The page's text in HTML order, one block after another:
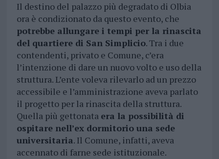
Il destino del palazzo più degradato di Olbia
ora è condizionato da questo evento, che
potrebbe allungare i tempi per la rinascita
del quartiere di San Simplicio. Tra i due
contendenti, privato e Comune, c’era
l’intenzione di dare un nuovo volto e uso della
struttura. L’ente voleva rilevarlo ad un prezzo
accessibile e l’amministrazione aveva parlato
il progetto per la rinascita della struttura.
Quella più gettonata era la possibilità di
ospitare nell’ex dormitorio una sede
universitaria. Il Comune, infatti, aveva
accennato di farne sede istituzionale.